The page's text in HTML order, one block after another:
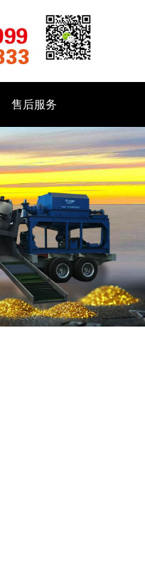
售后服务